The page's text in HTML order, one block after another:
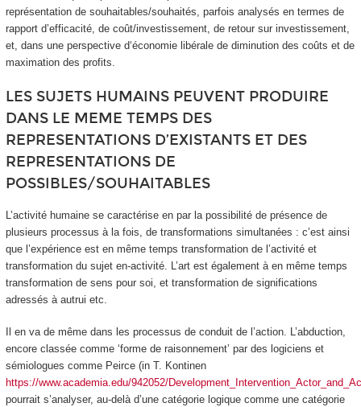
représentation de souhaitables/souhaités, parfois analysés en termes de
rapport d’efficacité, de coût/investissement, de retour sur investissement,
et, dans une perspective d‘économie libérale de diminution des coûts et de
maximation des profits.
LES SUJETS HUMAINS PEUVENT PRODUIRE
DANS LE MEME TEMPS DES
REPRESENTATIONS D’EXISTANTS ET DES
REPRESENTATIONS DE
POSSIBLES/SOUHAITABLES
L’activité humaine se caractérise en par la possibilité de présence de
plusieurs processus à la fois, de transformations simultanées : c’est ainsi
que l’expérience est en même temps transformation de l’activité et
transformation du sujet en-activité. L’art est également à en même temps
transformation de sens pour soi, et transformation de significations
adressés à autrui etc.
Il en va de même dans les processus de conduit de l’action. L’abduction,
encore classée comme ‘forme de raisonnement’ par des logiciens et
sémiologues comme Peirce (in T. Kontinen
https://www.academia.edu/942052/
pourrait s’analyser, au-delà d’une catégorie logique comme une catégorie